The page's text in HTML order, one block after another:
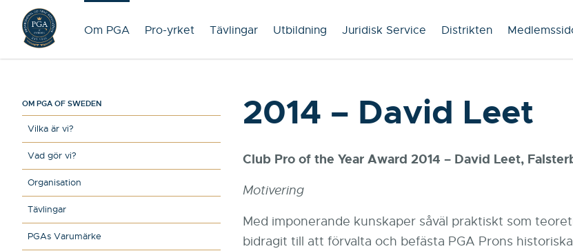
Om PGA Pro-yrket Tävlingar Utbildning Juridisk Service Distrikten
OM PGA OF SWEDEN
Vilka är vi?
Vad gör vi?
Organisation
Tävlingar
PGAs Varumärke
2014 – David Leet
Club Pro of the Year Award 2014 – David Leet,
Motivering
Med imponerande kunskaper såväl praktiskt som
bidragit till att förvalta och befästa PGA Prons